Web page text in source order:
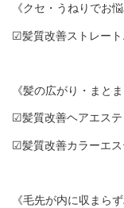
《クセ・うねりでお
☑︎髪質改善ストレー
《髪の広がり・まと
☑︎髪質改善ヘアエス
☑︎髪質改善カラーエ
《毛先が内に収まら